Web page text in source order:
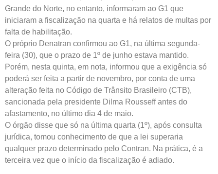
Grande do Norte, no entanto, informaram ao G1 que
iniciaram a fiscalização na quarta e há relatos de multas por
falta de habilitação.
O próprio Denatran confirmou ao G1, na última segunda-
feira (30), que o prazo de 1º de junho estava mantido.
Porém, nesta quinta, em nota, informou que a exigência só
poderá ser feita a partir de novembro, por conta de uma
alteração feita no Código de Trânsito Brasileiro (CTB),
sancionada pela presidente Dilma Rousseff antes do
afastamento, no último dia 4 de maio.
O órgão disse que só na última quarta (1º), após consulta
jurídica, tomou conhecimento de que a lei superaria
qualquer prazo determinado pelo Contran. Na prática, é a
terceira vez que o início da fiscalização é adiado.